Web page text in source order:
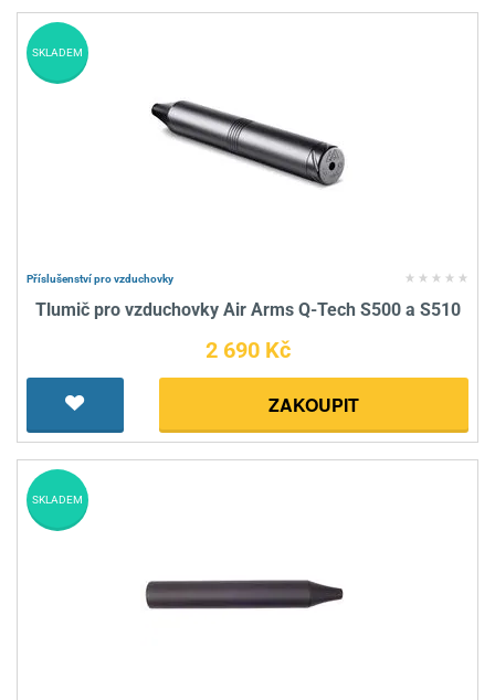
Příslušenství pro vzduchovky
Tlumič pro vzduchovky Air Arms Q-Tech S500 a S510
2 690 Kč
ZAKOUPIT
SKLADEM
SKLADEM